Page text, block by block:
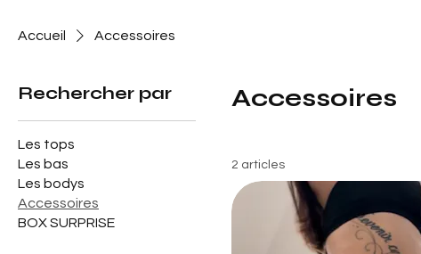
Accueil Accessoires
Rechercher par
Les tops
Les bas
Les bodys
Accessoires
BOX SURPRISE
Accessoires
2 articles